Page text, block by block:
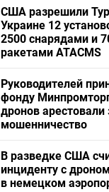
США разрешили
Украине 12
2500 снарядами и
ракетами ATACMS
Руководителей
фонду
дронов арестовали
мошенничество
В разведке США
инциденту с
в немецком